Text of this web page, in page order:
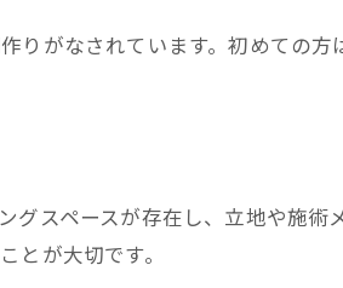
実感
がなされています。初めての方
グスペースが存在し、立地や施術
が大切です。